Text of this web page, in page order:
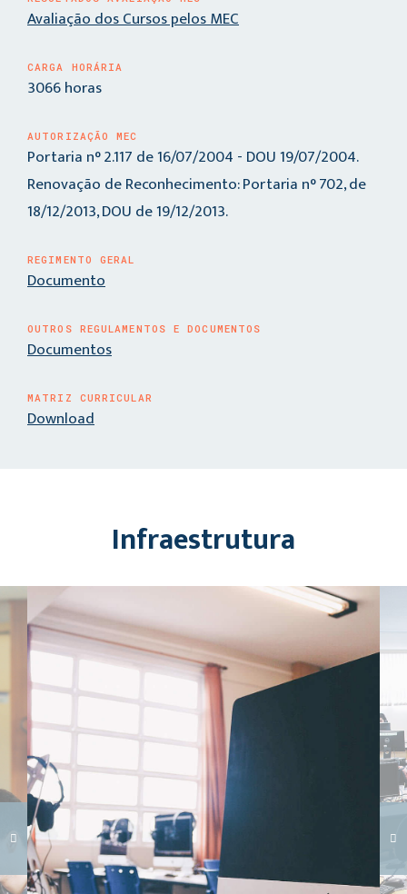
Avaliação dos Cursos pelos MEC
CARGA HORÁRIA
3066 horas
AUTORIZAÇÃO MEC
Portaria n° 2.117 de 16/07/2004 - DOU 19/07/2004.
Renovação de Reconhecimento: Portaria n° 702, de
18/12/2013, DOU de 19/12/2013.
REGIMENTO GERAL
Documento
OUTROS REGULAMENTOS E DOCUMENTOS
Documentos
MATRIZ CURRICULAR
Download
Infraestrutura
Carregando galeria...